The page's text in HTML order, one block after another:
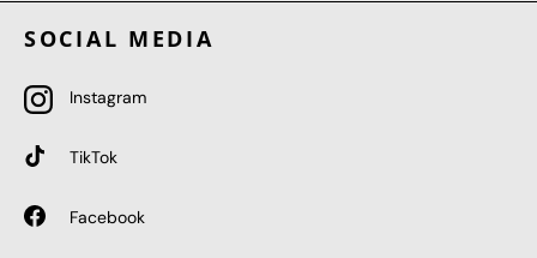
SOCIAL MEDIA
Instagram
TikTok
Facebook